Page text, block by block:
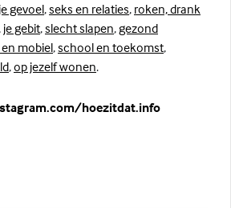
je gevoel,seks en relaties, roken, drank
, je gebit,slecht slapen,gezond
mobiel,school en toekomst,
,op jezelf wonen.
hoezitdat.info